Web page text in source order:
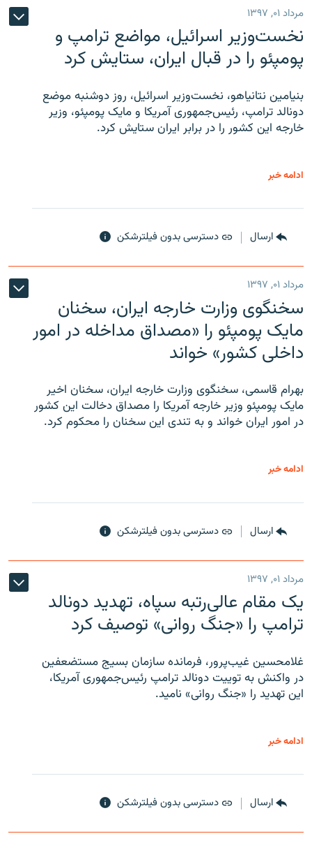
مرداد ۰۱, ۱۳۹۷
نخست‌وزیر اسرائیل، مواضع ترامپ و
پومپئو را در قبال ایران، ستایش کرد
بنیامین نتانیاهو، نخست‌وزیر اسرائیل، روز دوشنبه موضع
دونالد ترامپ، رئیس‌جمهوری آمریکا و مایک پومپئو، وزیر
خارجه این کشور را در برابر ایران ستایش کرد.
ادامه خبر
ارسال دسترسی بدون فیلترشکن
مرداد ۰۱, ۱۳۹۷
سخنگوی وزارت خارجه ایران، سخنان
مایک پومپئو را «مصداق مداخله در امور
داخلی کشور» خواند
بهرام قاسمی، سخنگوی وزارت خارجه ایران، سخنان اخیر
مایک پومپئو وزیر خارجه آمریکا را مصداق دخالت این کشور
در امور ایران خواند و به تندی این سخنان را محکوم کرد.
ادامه خبر
ارسال دسترسی بدون فیلترشکن
مرداد ۰۱, ۱۳۹۷
یک مقام عالی‌رتبه سپاه، تهدید دونالد
ترامپ را «جنگ روانی» توصیف کرد
غلامحسین غیب‌پرور، فرمانده سازمان بسیج مستضعفین
در واکنش به توییت دونالد ترامپ رئیس‌جمهوری آمریکا،
این تهدید را «جنگ روانی» نامید.
ادامه خبر
ارسال دسترسی بدون فیلترشکن